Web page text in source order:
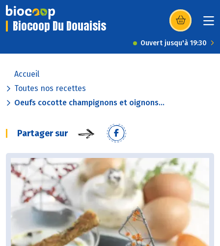
Biocoop Du Douaisis (s’ouvre dans
Ouvert jusqu'à 19:30
Accueil
Toutes nos recettes
Oeufs cocotte champignons et oignons...
Partager sur